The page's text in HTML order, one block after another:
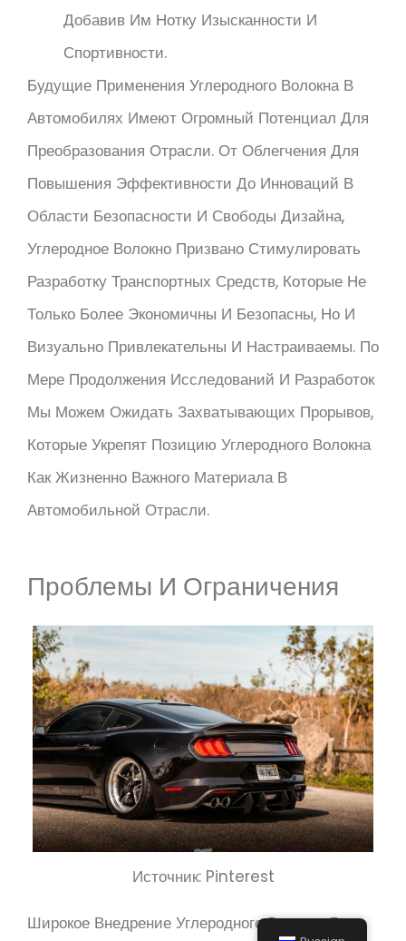
Добавив Им Нотку Изысканности И
Спортивности.
Будущие Применения Углеродного Волокна В
Автомобилях Имеют Огромный Потенциал Для
Преобразования Отрасли. От Облегчения Для
Повышения Эффективности До Инноваций В
Области Безопасности И Свободы Дизайна,
Углеродное Волокно Призвано Стимулировать
Разработку Транспортных Средств, Которые Не
Только Более Экономичны И Безопасны, Но И
Визуально Привлекательны И Настраиваемы. По
Мере Продолжения Исследований И Разработок
Мы Можем Ожидать Захватывающих Прорывов,
Которые Укрепят Позицию Углеродного Волокна
Как Жизненно Важного Материала В
Автомобильной Отрасли.
Проблемы И Ограничения
Источник: Pinterest
Широкое Внедрение Углеродного Волокна В